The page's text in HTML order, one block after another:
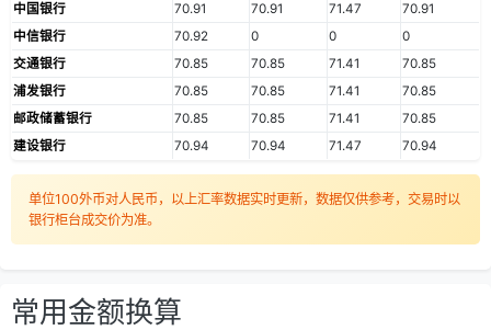
中国银行
70.91 70.91 71.47
70.91
中信银行
70.92 0 0
0
交通银行
70.85 70.85 71.41
70.85
浦发银行
70.85 70.85 71.41
70.85
邮政储蓄银行
70.85 70.85 71.41
70.85
建设银行
70.94 70.94 71.47 70.94
单位100外币对人民币，以上汇率数据实时更新，数据仅供参考，交易时以
银行柜台成交价为准。
常用金额换算